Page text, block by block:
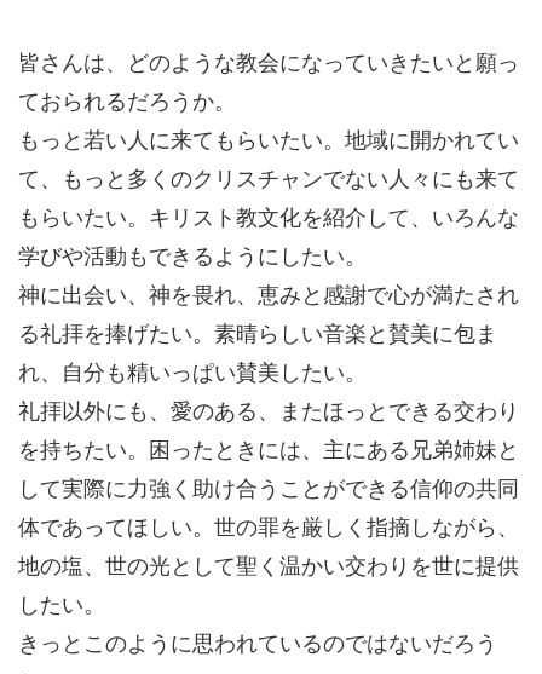
皆さんは、どのような教会になっていきたいと願っ
ておられるだろうか。
もっと若い人に来てもらいたい。地域に開かれてい
て、もっと多くのクリスチャンでない人々にも来て
もらいたい。キリスト教文化を紹介して、いろんな
学びや活動もできるようにしたい。
神に出会い、神を畏れ、恵みと感謝で心が満たされ
る礼拝を捧げたい。素晴らしい音楽と賛美に包ま
れ、自分も精いっぱい賛美したい。
礼拝以外にも、愛のある、またほっとできる交わり
を持ちたい。困ったときには、主にある兄弟姉妹と
して実際に力強く助け合うことができる信仰の共同
体であってほしい。世の罪を厳しく指摘しながら、
地の塩、世の光として聖く温かい交わりを世に提供
したい。
きっとこのように思われているのではないだろう